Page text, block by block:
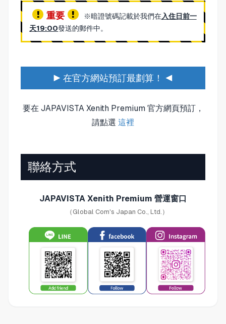
重要 ※暗證號碼記載於我們在入住日前一
天19:00發送的郵件中。
▶ 在官方網站預訂最劃算！ ◀
要在 JAPAVISTA Xenith Premium 官方網頁預訂，
請點選 這裡
聯絡方式
JAPAVISTA Xenith Premium 營運窗口
（Global Com's Japan Co., Ltd.）